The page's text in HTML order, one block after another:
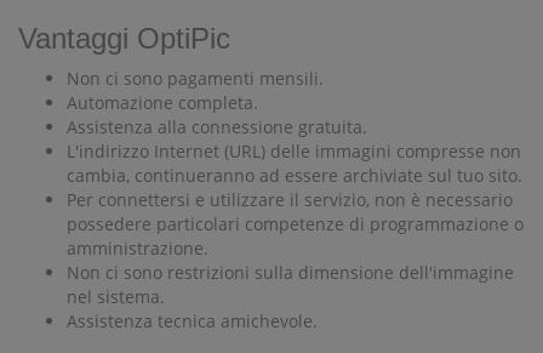
Vantaggi OptiPic
Non ci sono pagamenti mensili.
Automazione completa.
Assistenza alla connessione gratuita.
L'indirizzo Internet (URL) delle immagini compresse non
cambia, continueranno ad essere archiviate sul tuo sito.
Per connettersi e utilizzare il servizio, non è necessario
possedere particolari competenze di programmazione o
amministrazione.
Non ci sono restrizioni sulla dimensione dell'immagine
nel sistema.
Assistenza tecnica amichevole.